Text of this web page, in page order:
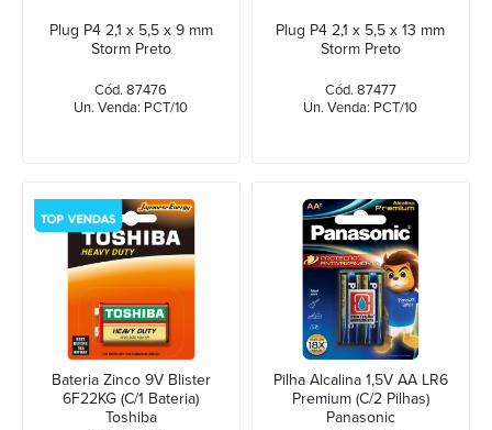
Plug P4 2,1 x 5,5 x 9 mm
Storm Preto
Cód. 87476
Un. Venda: PCT/10
Plug P4 2,1 x 5,5 x 13 mm
Storm Preto
Cód. 87477
Un. Venda: PCT/10
Bateria Zinco 9V Blister
6F22KG (C/1 Bateria)
Toshiba
Pilha Alcalina 1,5V AA LR6
Premium (C/2 Pilhas)
Panasonic